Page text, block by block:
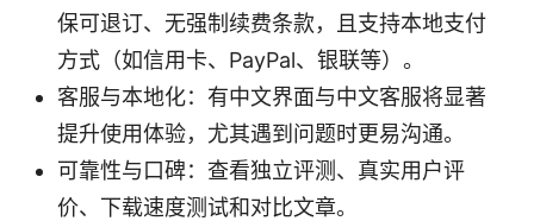
保可退订、无强制续费条款，且支持本地支付
方式（如信用卡、PayPal、银联等）。
客服与本地化：有中文界面与中文客服将显著
提升使用体验，尤其遇到问题时更易沟通。
可靠性与口碑：查看独立评测、真实用户评
价、下载速度测试和对比文章。